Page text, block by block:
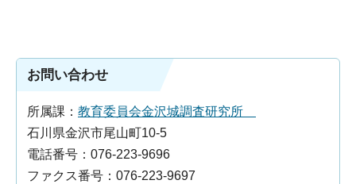
お問い合わせ
所属課： 教育委員会金沢城調査研究所
石川県金沢市尾山町10-5
電話番号：076-223-9696
ファクス番号：076-223-9697